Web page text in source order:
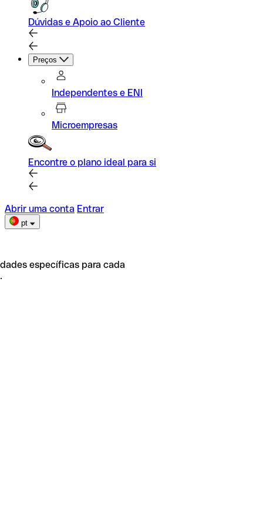
Dúvidas e Apoio ao Cliente
Preços
Independentes e ENI
Microempresas
Encontre o plano ideal para si
Abrir uma conta Entrar
pt
específicas para cada